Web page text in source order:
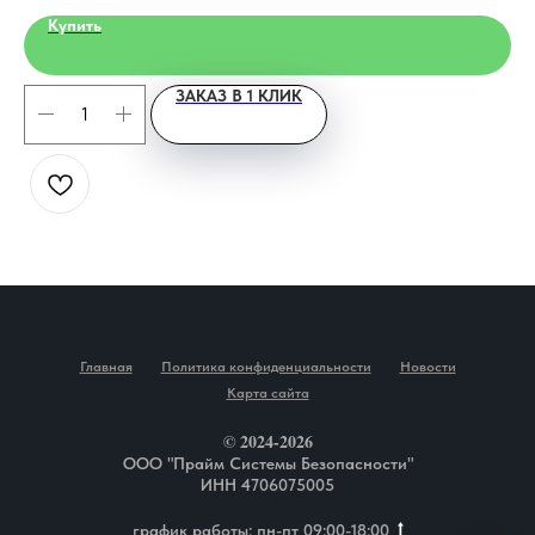
Купить
ЗАКАЗ В 1 КЛИК
Главная Политика конфиденциальности
Новости
Карта сайта
© 2024-2026
ООО "Прайм Системы Безопасности"
ИНН 4706075005
график работы: пн-пт 09:00-18:00